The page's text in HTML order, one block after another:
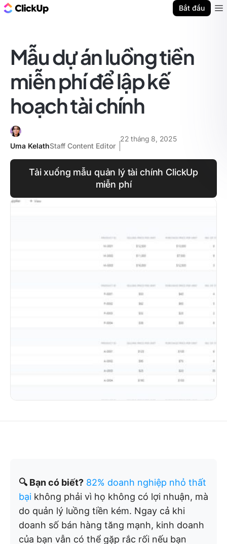
Bắt đầu
Mẫu dự án luồng tiền
miễn phí để lập kế
hoạch tài chính
Uma KelathStaff Content Editor
22 tháng 8, 2025
Tải xuống mẫu quản lý tài chính ClickUp
miễn phí
🔍 Bạn có biết? 82% doanh nghiệp nhỏ thất
bại không phải vì họ không có lợi nhuận, mà
do quản lý luồng tiền kém. Ngay cả khi
doanh số bán hàng tăng mạnh, kinh doanh
của bạn vẫn có thể gặp rắc rối nếu bạn